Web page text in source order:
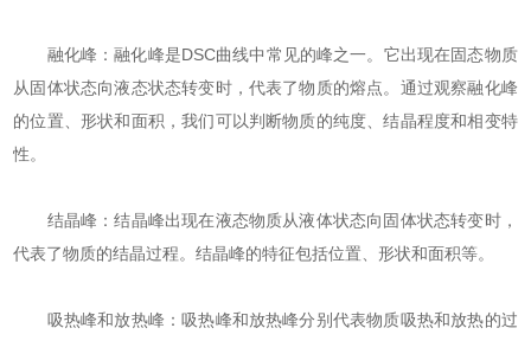
融化峰：融化峰是DSC曲线中常见的峰之一。它出现在固态物质
从固体状态向液态状态转变时，代表了物质的熔点。通过观察融化峰
的位置、形状和面积，我们可以判断物质的纯度、结晶程度和相变特
性。
结晶峰：结晶峰出现在液态物质从液体状态向固体状态转变时，
代表了物质的结晶过程。结晶峰的特征包括位置、形状和面积等。
吸热峰和放热峰：吸热峰和放热峰分别代表物质吸热和放热的过